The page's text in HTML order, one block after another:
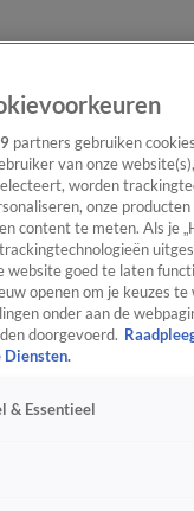
partners gebruiken
van onze
worden
onze
content te meten. Als je
website goed te laten
openen om je keuzes
onder aan de
doorgevoerd.
Diensten.
& Essentieel